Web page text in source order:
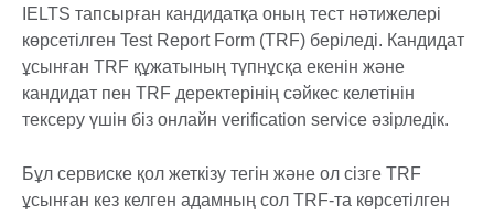
IELTS тапсырған кандидатқа оның тест нәтижелері
көрсетілген Test Report Form (TRF) беріледі. Кандидат
ұсынған TRF құжатының түпнұсқа екенін және
кандидат пен TRF деректерінің сәйкес келетінін
тексеру үшін біз онлайн verification service әзірледік.
Бұл сервиске қол жеткізу тегін және ол сізге TRF
ұсынған кез келген адамның сол TRF-та көрсетілген